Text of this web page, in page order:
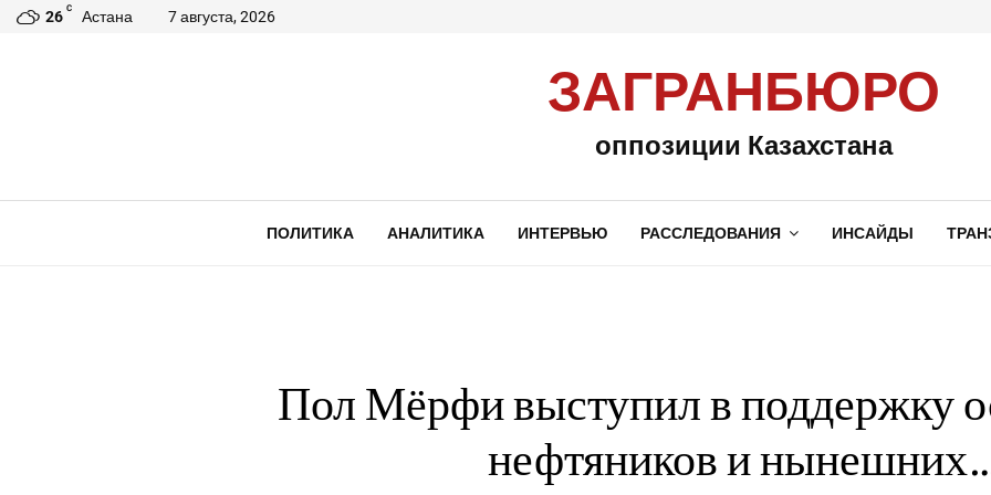
26 C Астана 7 августа, 2026
ЗАГРАНБЮРО
оппозиции Казахстана
ПОЛИТИКА АНАЛИТИКА ИНТЕРВЬЮ РАССЛЕДОВАНИЯ ИНСАЙДЫ
Пол Мёрфи выступил в поддержку
нефтяников и